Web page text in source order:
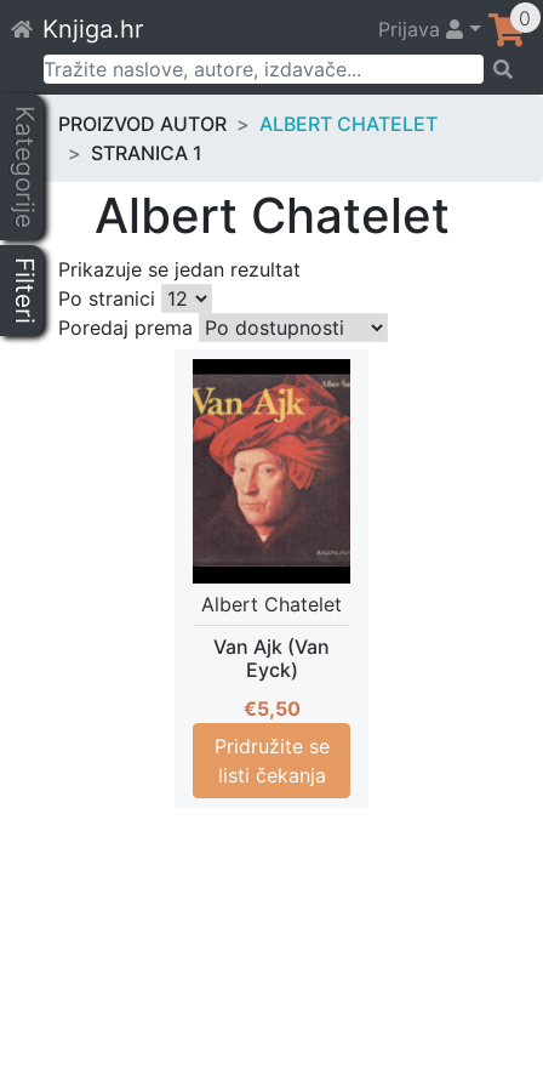
to
content
Knjiga.hr Prijava 0
Pretraži:
Kategorije
Filteri
PROIZVOD AUTOR
ALBERT CHATELET
STRANICA 1
Albert Chatelet
Prikazuje se jedan rezultat
Po stranici
Poredaj prema
Albert Chatelet
Van Ajk (Van
Eyck)
€5,50
Pridružite se
listi čekanja